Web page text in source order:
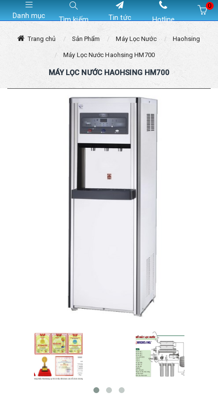
Danh mục Tìm kiếm Tin tức Hotline
0
Trang chủ Sản Phẩm Máy Lọc Nước Haohsing
Máy Lọc Nước Haohsing HM700
MÁY LỌC NƯỚC HAOHSING HM700